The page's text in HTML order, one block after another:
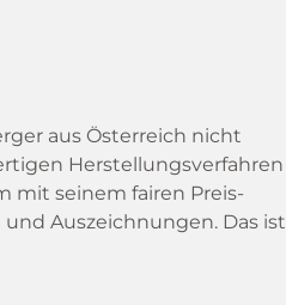
aus Österreich nicht
Herstellungsverfahren
mit seinem fairen Preis-
Auszeichnungen. Das ist